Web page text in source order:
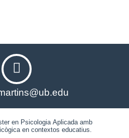
en Psicologia Aplicada amb
en contextos educatius.